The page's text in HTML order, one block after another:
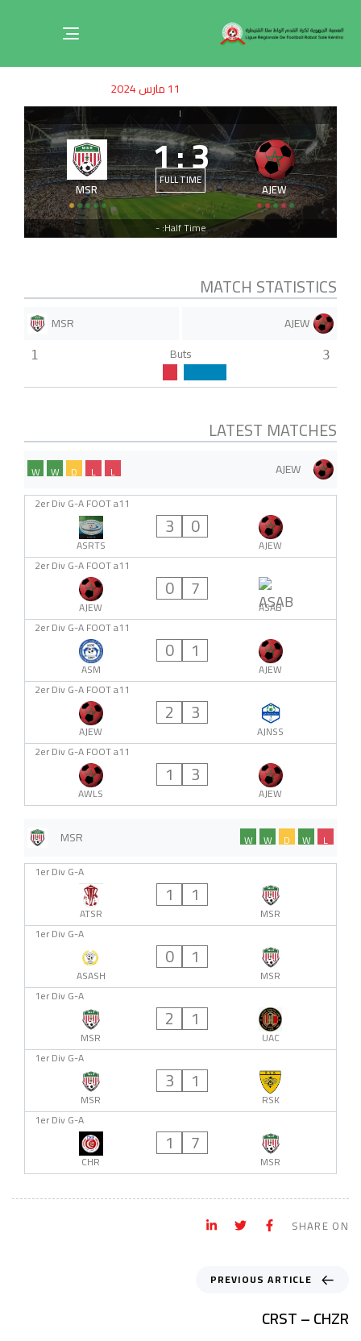
Toggle
IN:on:
11 مارس 2024
|
AJEW
3
:
1FULL TIME
MSR
Half Time: -
MATCH STATISTICS
AJEW
MSR
3
Buts
1
LATEST MATCHES
AJEW
L
L
D
W
W
2er Div G-A FOOT a11
ASRTS
3 0
AJEW
2er Div G-A FOOT a11
AJEW
0 7
ASAB
2er Div G-A FOOT a11
ASM
0 1
AJEW
2er Div G-A FOOT a11
AJEW
2 3
AJNSS
2er Div G-A FOOT a11
AWLS
1 3
AJEW
MSR L
W
D
W
W
1er Div G-A
ATSR
1 1
MSR
1er Div G-A
ASASH
0 1
MSR
1er Div G-A
MSR
2 1
UAC
1er Div G-A
MSR
3 1
RSK
1er Div G-A
CHR
1 7
MSR
SHARE ON
PREVIOUS ARTICLE
CRST – CHZR